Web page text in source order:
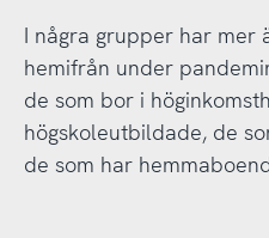
I några grupper har mer
hemifrån under
de som bor i
högskoleutbildade, de
de som har